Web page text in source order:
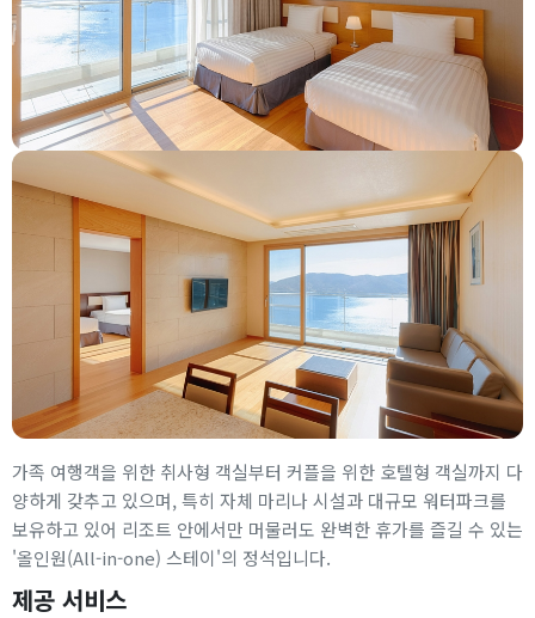
가족 여행객을 위한 취사형 객실부터 커플을 위한 호텔형 객실까지 다
양하게 갖추고 있으며, 특히 자체 마리나 시설과 대규모 워터파크를
보유하고 있어 리조트 안에서만 머물러도 완벽한 휴가를 즐길 수 있는
'올인원(All-in-one) 스테이'의 정석입니다.
제공 서비스